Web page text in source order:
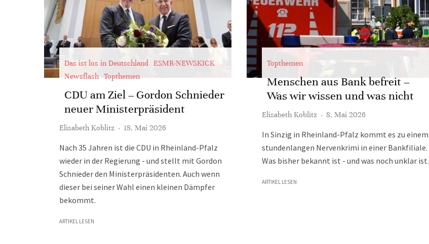
Das ist los in Deutschland ESMR-NEWSKICK
Newsflash Topthemen
CDU am Ziel – Gordon Schnieder
neuer Ministerpräsident
Elisabeth Koblitz · 18. Mai 2026
Nach 35 Jahren ist die CDU in Rheinland-Pfalz
wieder in der Regierung - und stellt mit Gordon
Schnieder den Ministerpräsidenten. Auch wenn
dieser bei seiner Wahl einen kleinen Dämpfer
bekommt.
ARTIKEL LESEN
Topthemen
Menschen aus Bank befreit –
Was wir wissen und was nicht
Elisabeth Koblitz · 8. Mai 2026
In Sinzig in Rheinland-Pfalz kommt es zu einem
stundenlangen Nervenkrimi in einer Bankfiliale.
Was bisher bekannt ist - und was noch unklar ist.
ARTIKEL LESEN